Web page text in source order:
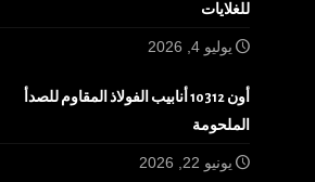
للغلايات
يوليو 4, 2026
أون 10312 أنابيب الفولاذ المقاوم للصدأ
الملحومة
يونيو 22, 2026